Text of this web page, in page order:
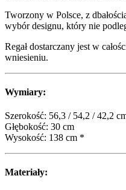
Tworzony w Polsce, z
wybór designu, który nie
Regał dostarczany jest w
wniesieniu.
Wymiary:
Szerokość: 56,3 / 54,2 / 42,2
Głębokość: 30 cm
Wysokość: 138 cm *
Materiały: